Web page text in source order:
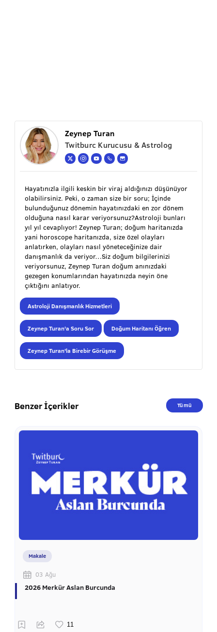
Zeynep Turan
Twitburc Kurucusu & Astrolog
Hayatınızla ilgili keskin bir viraj aldığınızı düşünüyor
olabilirsiniz. Peki, o zaman size bir soru; İçinde
bulunduğunuz dönemin hayatınızdaki en zor dönem
olduğuna nasıl karar veriyorsunuz?Astroloji bunları
yıl yıl cevaplıyor! Zeynep Turan; doğum haritanızda
yani horoscope haritanızda, size özel olayları
anlatırken, olayları nasıl yöneteceğinize dair
danışmanlık da veriyor…Siz doğum bilgilerinizi
veriyorsunuz, Zeynep Turan doğum anınızdaki
gezegen konumlarından hayatınızda neyin öne
çıktığını anlatıyor.
Astroloji Danışmanlık Hizmetleri
Zeynep Turan'a Soru Sor Doğum Haritanı Öğren
Zeynep Turan'la Birebir Görüşme
Benzer İçerikler Tümü
Makale
03 Ağu
2026 Merkür Aslan Burcunda